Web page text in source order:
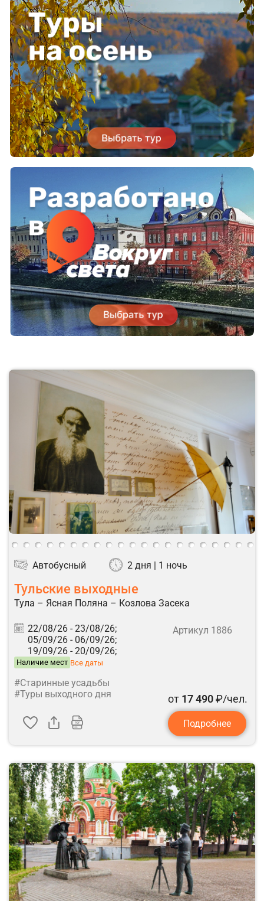
Автобусный 2 дня | 1 ночь
Тульские выходные
Тула – Ясная Поляна – Козлова Засека
22/08/26 - 23/08/26;
05/09/26 - 06/09/26;
19/09/26 - 20/09/26;
Наличие мест Все даты
Артикул 1886
#Старинные усадьбы
#Туры выходного дня
от 17 490₽/чел.
Подробнее